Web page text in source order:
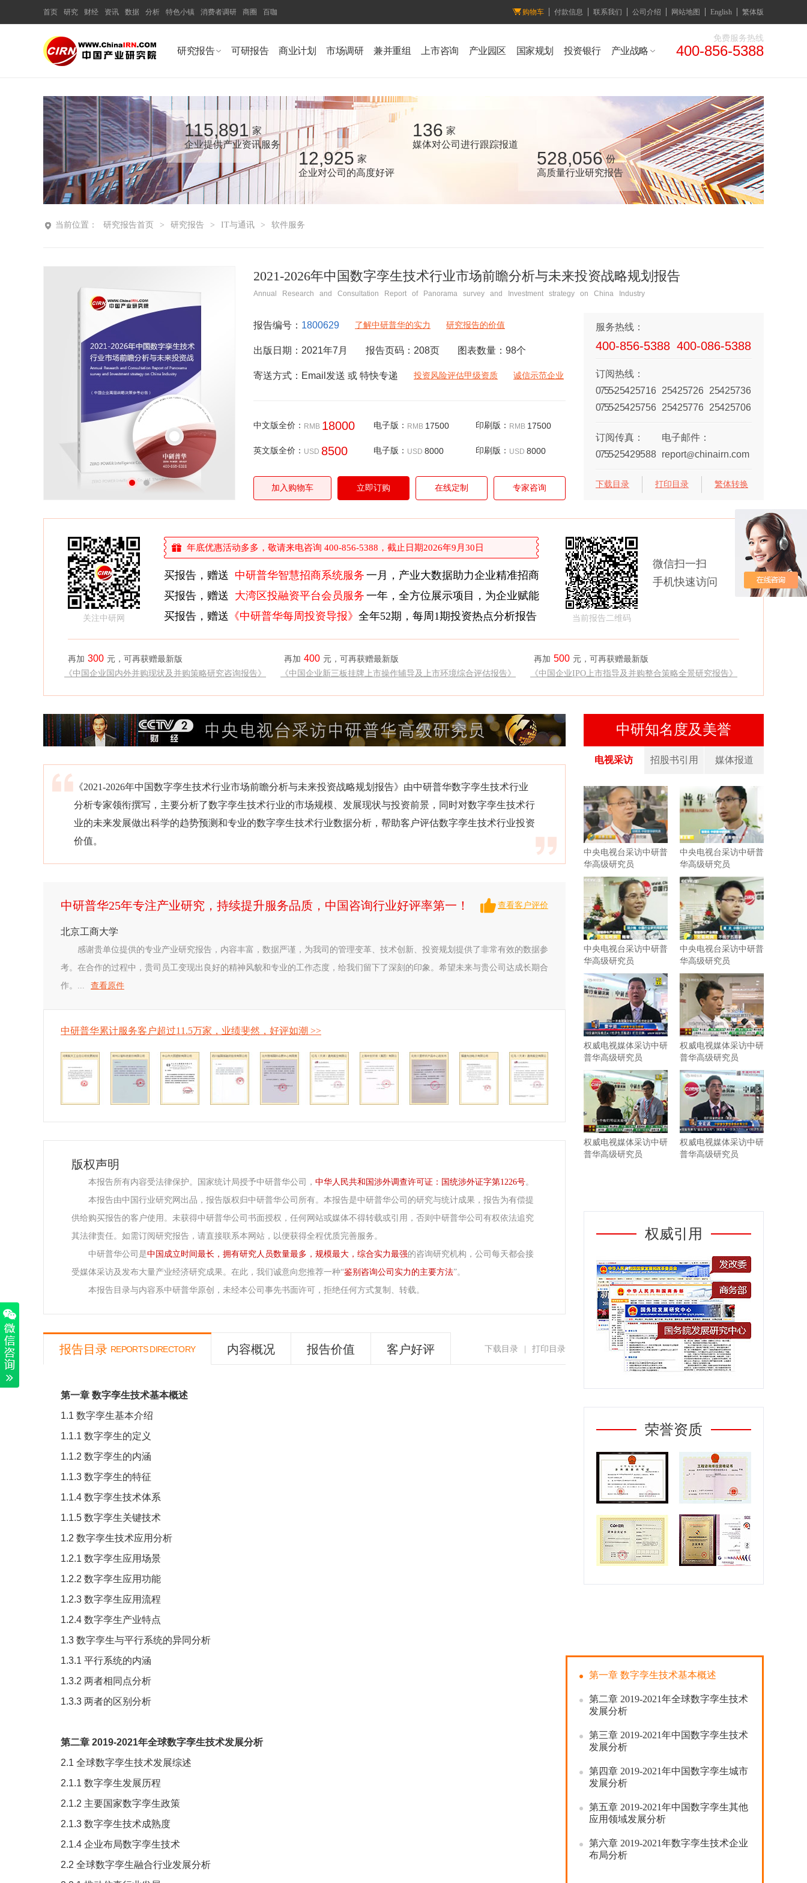
首页 研究 财经 资讯 数据 分析 特色小镇 消费者调研 商圈 百咖 购物车 付款信息 联系我们 公司介绍 网站地图 English 繁体版
研究报告 可研报告 商业计划 市场调研 兼并重组 上市咨询 产业园区 国家规划 投资银行 产业战略
免费服务热线
400-856-5388
115,891 家
企业提供产业资讯服务
12,925 家
企业对公司的高度好评
136 家
媒体对公司进行跟踪报道
528,056 份
高质量行业研究报告
当前位置： 研究报告首页 > 研究报告 > IT与通讯 > 软件服务
2021-2026年中国数字孪生技术行业市场前瞻分析与未来投资战略规划报告
Annual Research and Consultation Report of Panorama survey and Investment strategy on China Industry
报告编号： 1800629 了解中研普华的实力 研究报告的价值
出版日期： 2021年7月 报告页码： 208页 图表数量： 98个
寄送方式： Email 发送 或 特快专递 投资风险评估甲级资质 诚信示范企业
中文版全价： RMB 18000 电子版： RMB 17500 印刷版： RMB 17500
英文版全价： USD 8500 电子版： USD 8000 印刷版： USD 8000
加入购物车 立即订购 在线定制 专家咨询
服务热线：
400-856-5388 400-086-5388
订阅热线：
0755-25425716 25425726
25425736
0755-25425756 25425776 25425706
订阅传真：
0755-25429588
电子邮件：
report@chinairn.com
下载目录 打印目录 繁体转换
关注中研网
年底优惠活动多多，敬请来电咨询 400-856-5388，截止日期2026年9月30日
买报告，赠送 中研普华智慧招商系统服务 一月，产业大数据助力企业精准招商
买报告，赠送 大湾区投融资平台会员服务 一年，全方位展示项目，为企业赋能
买报告，赠送 《中研普华每周投资导报》 全年52期，每周1期投资热点分析报告
再加 300 元，可再获赠最新版
《中国企业国内外并购现状及并购策略研究咨询报告》
再加 400 元，可再获赠最新版
《中国企业新三板挂牌上市操作辅导及上市环境综合评估报告》
再加 500 元，可再获赠最新版
《中国企业IPO上市指导及并购整合策略全景研究报告》
当前报告二维码
微信扫一扫
手机快速访问
《2021-2026年中国数字孪生技术行业市场前瞻分析与未来投资战略规划报告》由中研普华数字孪生技术行业
分析专家领衔撰写，主要分析了数字孪生技术行业的市场规模、发展现状与投资前景，同时对数字孪生技术行
业的未来发展做出科学的趋势预测和专业的数字孪生技术行业数据分析，帮助客户评估数字孪生技术行业投资
价值。
中研普华25年专注产业研究，持续提升服务品质，中国咨询行业好评率第一！ 查看客户评价
北京工商大学
感谢贵单位提供的专业产业研究报告，内容丰富，数据严谨，为我司的管理变革、技术创新、投资规划提供了非常有效的数据参
考。在合作的过程中，贵司员工变现出良好的精神风貌和专业的工作态度，给我们留下了深刻的印象。希望未来与贵公司达成长期合
作。...
查看原件
中研普华累计服务客户超过11.5万家，业绩斐然，好评如潮 >>
版权声明
本报告所有内容受法律保护。国家统计局授予中研普华公司， 中华人民共和国涉外调查许可证：国统涉外证字第1226号。
本报告由中国行业研究网出品，报告版权归中研普华公司所有。本报告是中研普华公司的研究与统计成果，报告为有偿提
供给购买报告的客户使用。未获得中研普华公司书面授权，任何网站或媒体不得转载或引用，否则中研普华公司有权依法追究
其法律责任。如需订阅研究报告，请直接联系本网站，以便获得全程优质完善服务。
中研普华公司是中国成立时间最长，拥有研究人员数量最多，规模最大，综合实力最强的咨询研究机构，公司每天都会接
受媒体采访及发布大量产业经济研究成果。在此，我们诚意向您推荐一种“鉴别咨询公司实力的主要方法”。
本报告目录与内容系中研普华原创，未经本公司事先书面许可，拒绝任何方式复制、转载。
报告目录 REPORTS DIRECTORY 内容概况 报告价值 客户好评 下载目录 打印目录
第一章 数字孪生技术基本概述
1.1 数字孪生基本介绍
1.1.1 数字孪生的定义
1.1.2 数字孪生的内涵
1.1.3 数字孪生的特征
1.1.4 数字孪生技术体系
1.1.5 数字孪生关键技术
1.2 数字孪生技术应用分析
1.2.1 数字孪生应用场景
1.2.2 数字孪生应用功能
1.2.3 数字孪生应用流程
1.2.4 数字孪生产业特点
1.3 数字孪生与平行系统的异同分析
1.3.1 平行系统的内涵
1.3.2 两者相同点分析
1.3.3 两者的区别分析
第二章 2019-2021年全球数字孪生技术发展分析
2.1 全球数字孪生技术发展综述
2.1.1 数字孪生发展历程
2.1.2 主要国家数字孪生政策
2.1.3 数字孪生技术成熟度
2.1.4 企业布局数字孪生技术
2.2 全球数字孪生融合行业发展分析
第一章 数字孪生技术基本概述
第二章 2019-2021年全球数字孪生技术
发展分析
第三章 2019-2021年中国数字孪生技术
发展分析
第四章 2019-2021年中国数字孪生城市
发展分析
第五章 2019-2021年中国数字孪生其他
应用领域发展分析
第六章 2019-2021年数字孪生技术企业
布局分析
中研知名度及美誉
电视采访 招股书引用 媒体报道
中央电视台采访中研普
华高级研究员
中央电视台采访中研普
华高级研究员
中央电视台采访中研普
华高级研究员
中央电视台采访中研普
华高级研究员
权威电视媒体采访中研
普华高级研究员
权威电视媒体采访中研
普华高级研究员
权威电视媒体采访中研
普华高级研究员
权威电视媒体采访中研
普华高级研究员
权威引用
荣誉资质